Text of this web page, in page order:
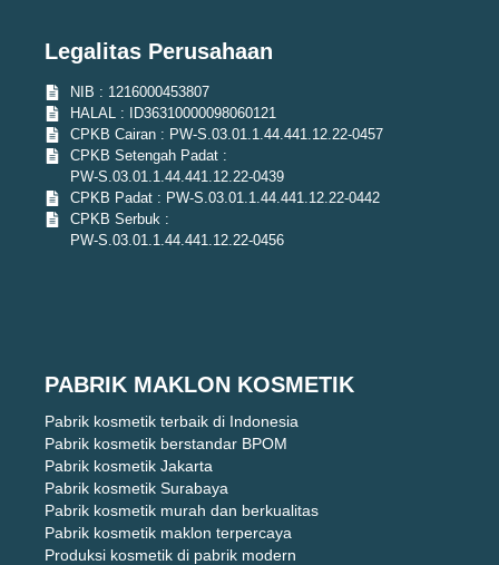
Legalitas Perusahaan
NIB : 1216000453807
HALAL : ID36310000098060121
CPKB Cairan : PW-S.03.01.1.44.441.12.22-0457
CPKB Setengah Padat :
PW-S.03.01.1.44.441.12.22-0439
CPKB Padat : PW-S.03.01.1.44.441.12.22-0442
CPKB Serbuk :
PW-S.03.01.1.44.441.12.22-0456
PABRIK MAKLON KOSMETIK
Pabrik kosmetik terbaik di Indonesia
Pabrik kosmetik berstandar BPOM
Pabrik kosmetik Jakarta
Pabrik kosmetik Surabaya
Pabrik kosmetik murah dan berkualitas
Pabrik kosmetik maklon terpercaya
Produksi kosmetik di pabrik modern